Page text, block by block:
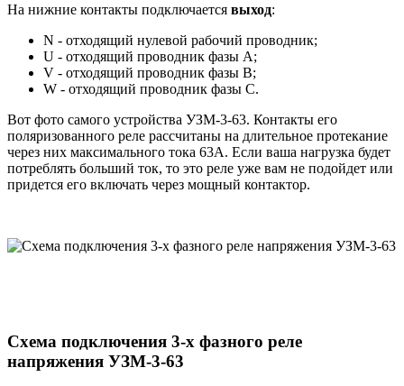
На нижние контакты подключается выход:
N - отходящий нулевой рабочий проводник;
U - отходящий проводник фазы A;
V - отходящий проводник фазы B;
W - отходящий проводник фазы C.
Вот фото самого устройства УЗМ-3-63. Контакты его
поляризованного реле рассчитаны на длительное протекание
через них максимального тока 63А. Если ваша нагрузка будет
потреблять больший ток, то это реле уже вам не подойдет или
придется его включать через мощный контактор.
Схема подключения 3-х фазного реле
напряжения УЗМ-3-63